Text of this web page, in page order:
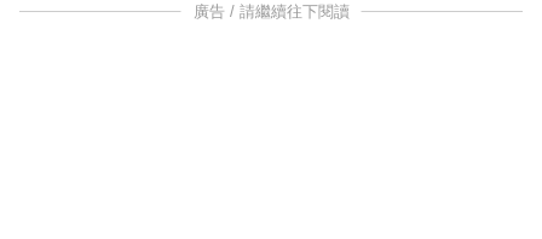
廣告 / 請繼續往下閱讀